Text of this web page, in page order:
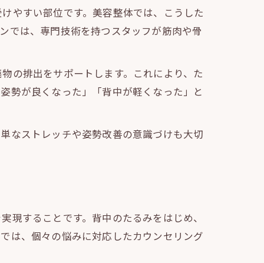
やすい部位です。美容整体では、こうした
では、専門技術を持つスタッフが筋肉や骨
の排出をサポートします。これにより、た
勢が良くなった」「背中が軽くなった」と
なストレッチや姿勢改善の意識づけも大切
することです。背中のたるみをはじめ、
は、個々の悩みに対応したカウンセリング